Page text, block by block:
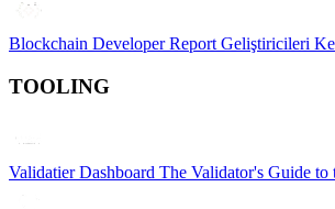
Blockchain Developer Report Geliştiricileri
TOOLING
Validatier Dashboard The Validator's Guide to